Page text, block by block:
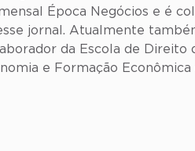
Época Negócios e é
jornal. Atualmente
da Escola de Direito
e Formação